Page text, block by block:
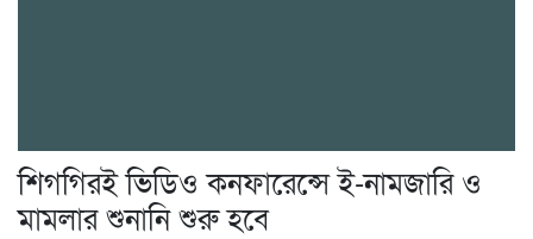
শিগগিরই ভিডিও কনফারেন্সে ই-নামজারি ও
মামলার শুনানি শুরু হবে